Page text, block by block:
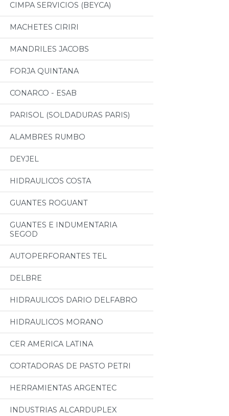
CIMPA SERVICIOS (BEYCA)
MACHETES CIRIRI
MANDRILES JACOBS
FORJA QUINTANA
CONARCO - ESAB
PARISOL (SOLDADURAS PARIS)
ALAMBRES RUMBO
DEYJEL
HIDRAULICOS COSTA
GUANTES ROGUANT
GUANTES E INDUMENTARIA
SEGOD
AUTOPERFORANTES TEL
DELBRE
HIDRAULICOS DARIO DELFABRO
HIDRAULICOS MORANO
CER AMERICA LATINA
CORTADORAS DE PASTO PETRI
HERRAMIENTAS ARGENTEC
INDUSTRIAS ALCARDUPLEX